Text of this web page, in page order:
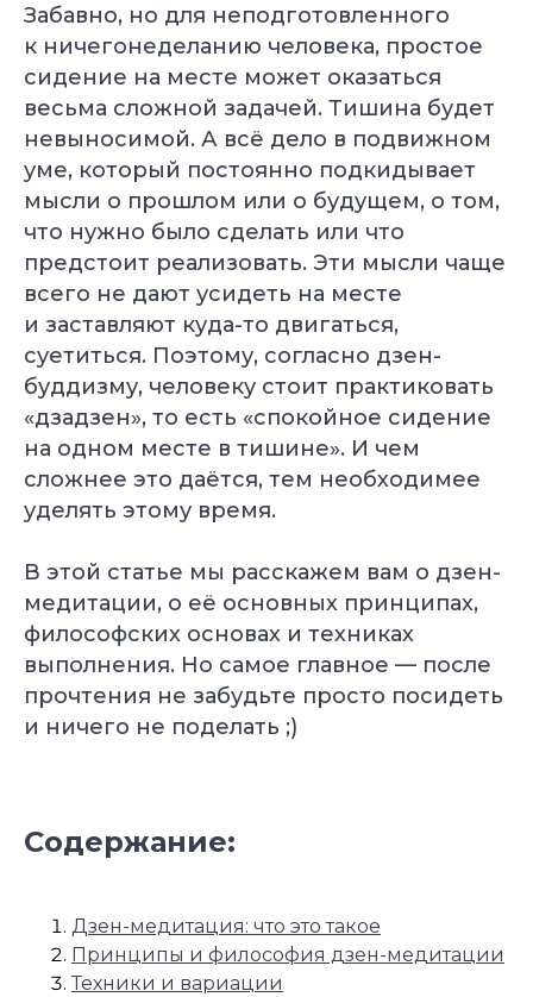
Забавно, но для неподготовленного
к ничегонеделанию человека, простое
сидение на месте может оказаться
весьма сложной задачей. Тишина будет
невыносимой. А всё дело в подвижном
уме, который постоянно подкидывает
мысли о прошлом или о будущем, о том,
что нужно было сделать или что
предстоит реализовать. Эти мысли чаще
всего не дают усидеть на месте
и заставляют куда-то двигаться,
суетиться. Поэтому, согласно дзен-
буддизму, человеку стоит практиковать
«дзадзен», то есть «спокойное сидение
на одном месте в тишине». И чем
сложнее это даётся, тем необходимее
уделять этому время.
В этой статье мы расскажем вам о дзен-
медитации, о её основных принципах,
философских основах и техниках
выполнения. Но самое главное — после
прочтения не забудьте просто посидеть
и ничего не поделать ;)
Содержание:
Дзен-медитация: что это такое
Принципы и философия дзен-медитации
Техники и вариации